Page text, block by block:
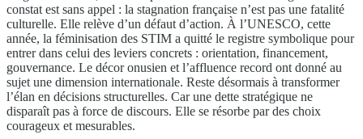
constat est sans appel : la stagnation française n’est pas une fatalité
culturelle. Elle relève d’un défaut d’action. À l’UNESCO, cette
année, la féminisation des STIM a quitté le registre symbolique pour
entrer dans celui des leviers concrets : orientation, financement,
gouvernance. Le décor onusien et l’affluence record ont donné au
sujet une dimension internationale. Reste désormais à transformer
l’élan en décisions structurelles. Car une dette stratégique ne
disparaît pas à force de discours. Elle se résorbe par des choix
courageux et mesurables.